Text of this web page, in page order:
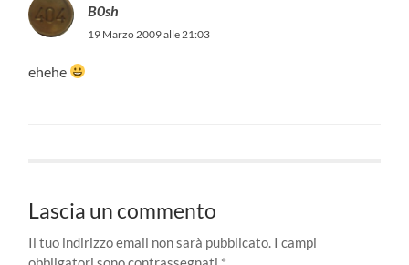
B0sh
19 Marzo 2009 alle 21:03
ehehe
Lascia un commento
Il tuo indirizzo email non sarà pubblicato. I campi